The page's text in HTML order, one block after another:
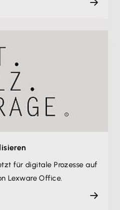
für digitale Prozesse auf
Lexware Office.